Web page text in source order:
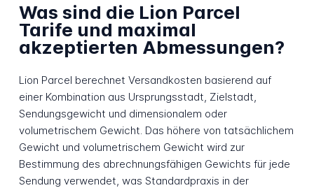
Was sind die Lion Parcel
Tarife und maximal
akzeptierten Abmessungen?
Lion Parcel berechnet Versandkosten basierend auf
einer Kombination aus Ursprungsstadt, Zielstadt,
Sendungsgewicht und dimensionalem oder
volumetrischem Gewicht. Das höhere von tatsächlichem
Gewicht und volumetrischem Gewicht wird zur
Bestimmung des abrechnungsfähigen Gewichts für jede
Sendung verwendet, was Standardpraxis in der